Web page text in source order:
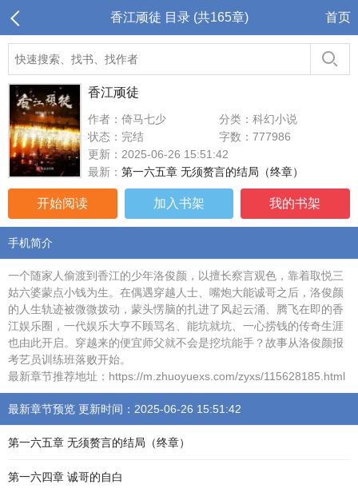
香江顽徒 目录 (共165章) 首页
香江顽徒
作者：倚马七少
分类：科幻小说
状态：完结
字数：777986
更新：2025-06-26 15:51:42
最新： 第一六五章 无须赘言的结局（终章）
开始阅读 加入书架 我的书架
手机简介
一个随家人偷渡到香江的少年洛俊颜，以擅长察言观色，靠着取悦三
姑六婆蒙点小钱为生。在偶遇穿越人士、嘴炮大能诚哥之后，洛俊颜
的人生轨迹被微微拨动，蒙头愣脑的扎进了风起云涌、腾飞在即的香
江娱乐圈，一代娱乐大亨不顾骂名、能坑就坑、一心捞钱的传奇生涯
也由此开启。穿越来的便宜师父就不会是挖坑能手？故事从洛俊颜报
考艺员训练班落败开始。
最新章节推荐地址：https://m.zhuoyuexs.com/zyxs/115628185.html
最新章节预览 更新时间：2025-06-26 15:51:42
第一六五章 无须赘言的结局（终章）
第一六四章 诚哥的自白